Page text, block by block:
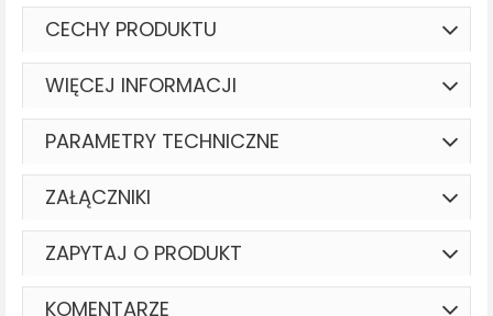
CECHY PRODUKTU
WIĘCEJ INFORMACJI
PARAMETRY TECHNICZNE
ZAŁĄCZNIKI
ZAPYTAJ O PRODUKT
KOMENTARZE